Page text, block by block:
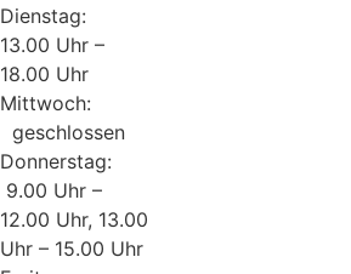
Dienstag:
13.00 Uhr –
18.00 Uhr
Mittwoch:
geschlossen
Donnerstag:
9.00 Uhr –
12.00 Uhr, 13.00
Uhr – 15.00 Uhr